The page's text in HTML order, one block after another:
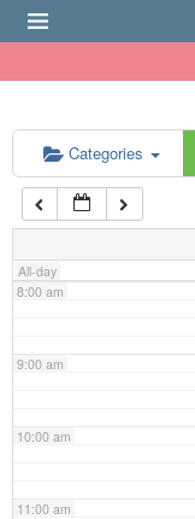
Categories
All-day
6:00 am
7:00 am
8:00 am
9:00 am
10:00 am
11:00 am